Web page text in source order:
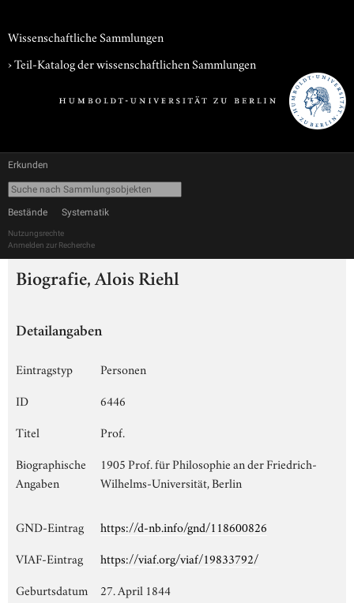
Wissenschaftliche Sammlungen
› Teil-Katalog der wissenschaftlichen Sammlungen
Erkunden
Bestände Systematik
Nutzungsrechte
Anmelden zur Recherche
Biografie, Alois Riehl
Detailangaben
Eintragstyp
Personen
ID
6446
Titel
Prof.
Biographische
Angaben
1905 Prof. für Philosophie an der Friedrich-
Wilhelms-Universität, Berlin
GND-Eintrag
https://d-nb.info/gnd/118600826
VIAF-Eintrag
https://viaf.org/viaf/19833792/
Geburtsdatum
27. April 1844